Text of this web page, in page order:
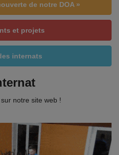
de notre DOA »
et projets
internats
notre site web !